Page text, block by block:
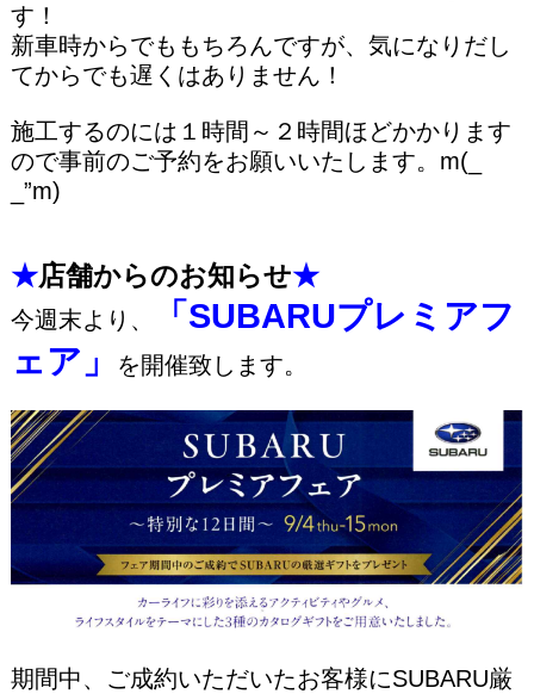
す！
新車時からでももちろんですが、気になりだし
てからでも遅くはありません！
施工するのには１時間～２時間ほどかかります
ので事前のご予約をお願いいたします。m(_
_”m)
★店舗からのお知らせ★
今週末より、
「SUBARUプレミアフ
ェア」
を開催致します。
期間中、ご成約いただいたお客様にSUBARU厳